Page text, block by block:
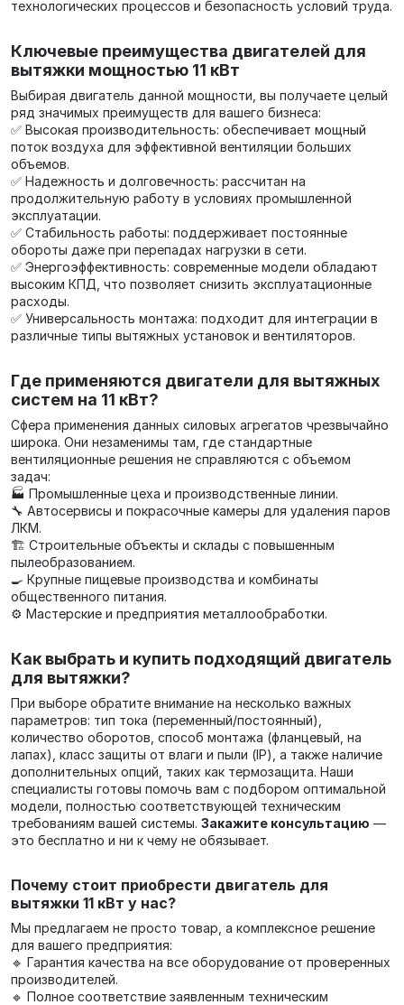
технологических процессов и безопасность условий труда.
Ключевые преимущества двигателей для
вытяжки мощностью 11 кВт
Выбирая двигатель данной мощности, вы получаете целый
ряд значимых преимуществ для вашего бизнеса:
✅ Высокая производительность: обеспечивает мощный
поток воздуха для эффективной вентиляции больших
объемов.
✅ Надежность и долговечность: рассчитан на
продолжительную работу в условиях промышленной
эксплуатации.
✅ Стабильность работы: поддерживает постоянные
обороты даже при перепадах нагрузки в сети.
✅ Энергоэффективность: современные модели обладают
высоким КПД, что позволяет снизить эксплуатационные
расходы.
✅ Универсальность монтажа: подходит для интеграции в
различные типы вытяжных установок и вентиляторов.
Где применяются двигатели для вытяжных
систем на 11 кВт?
Сфера применения данных силовых агрегатов чрезвычайно
широка. Они незаменимы там, где стандартные
вентиляционные решения не справляются с объемом
задач:
🏭 Промышленные цеха и производственные линии.
🔧 Автосервисы и покрасочные камеры для удаления паров
ЛКМ.
🏗️ Строительные объекты и склады с повышенным
пылеобразованием.
🍳 Крупные пищевые производства и комбинаты
общественного питания.
⚙️ Мастерские и предприятия металлообработки.
Как выбрать и купить подходящий двигатель
для вытяжки?
При выборе обратите внимание на несколько важных
параметров: тип тока (переменный/постоянный),
количество оборотов, способ монтажа (фланцевый, на
лапах), класс защиты от влаги и пыли (IP), а также наличие
дополнительных опций, таких как термозащита. Наши
специалисты готовы помочь вам с подбором оптимальной
модели, полностью соответствующей техническим
требованиям вашей системы. Закажите консультацию —
это бесплатно и ни к чему не обязывает.
Почему стоит приобрести двигатель для
вытяжки 11 кВт у нас?
Мы предлагаем не просто товар, а комплексное решение
для вашего предприятия:
🔹 Гарантия качества на все оборудование от проверенных
производителей.
🔹 Полное соответствие заявленным техническим